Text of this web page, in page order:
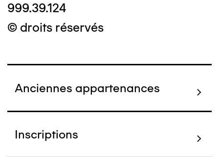
999.39.124
© droits réservés
Anciennes appartenances
Inscriptions